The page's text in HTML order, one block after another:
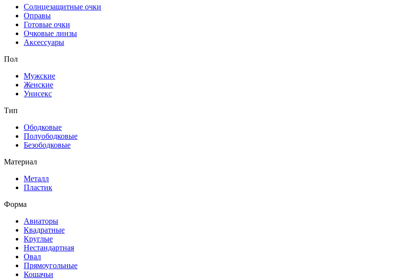
Солнцезащитные очки
Оправы
Готовые очки
Очковые линзы
Аксессуары
Пол
Мужские
Женские
Унисекс
Тип
Ободковые
Полуободковые
Безободковые
Материал
Металл
Пластик
Форма
Авиаторы
Квадратные
Круглые
Нестандартная
Овал
Прямоугольные
Кошачьи